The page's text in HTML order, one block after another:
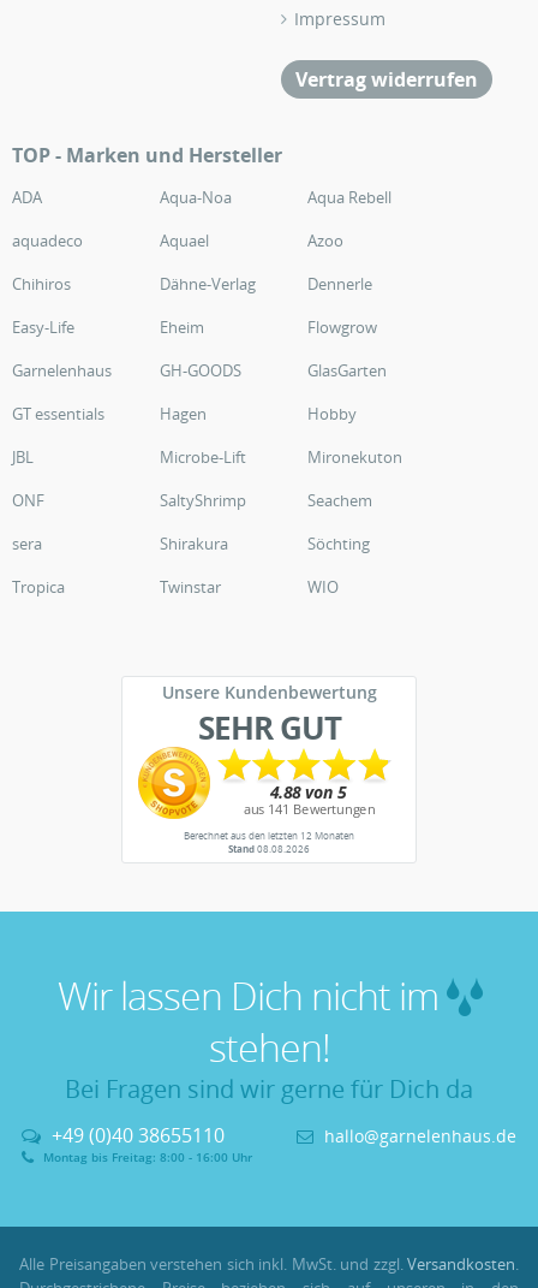
Impressum
Vertrag widerrufen
TOP - Marken und Hersteller
ADA Aqua-Noa
Aqua Rebell
aquadeco
Aquael
Azoo
Chihiros
Dähne-Verlag
Dennerle
Easy-Life
Eheim
Flowgrow
Garnelenhaus
GH-GOODS
GlasGarten
GT essentials
Hagen
Hobby
JBL
Microbe-Lift
Mironekuton
ONF
SaltyShrimp
Seachem
sera
Shirakura
Söchting
Tropica
Twinstar WIO
Unsere Kundenbewertung
SEHR GUT
Berechnet aus den letzten 12 Monaten
Stand08.08.2026
Wir lassen Dich nicht im
stehen!
Bei Fragen sind wir gerne für Dich da
+49 (0)40 38655110
Montag bis Freitag: 8:00 - 16:00 Uhr
hallo@garnelenhaus.de
Alle Preisangaben verstehen sich inkl. MwSt. und zzgl.Versandkosten.